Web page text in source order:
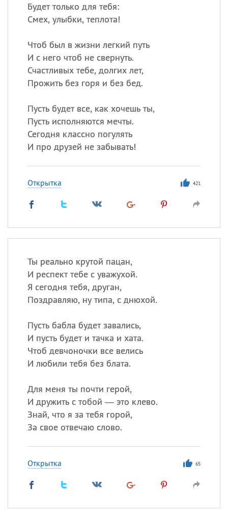
Будет только для тебя:
Смех, улыбки, теплота!
Чтоб был в жизни легкий путь
И с него чтоб не свернуть.
Счастливых тебе, долгих лет,
Прожить без горя и без бед.
Пусть будет все, как хочешь ты,
Пусть исполняются мечты.
Сегодня классно погулять
И про друзей не забывать!
Открытка 421
Ты реально крутой пацан,
И респект тебе с уважухой.
Я сегодня тебя, друган,
Поздравляю, ну типа, с днюхой.
Пусть бабла будет завались,
И пусть будет и тачка и хата.
Чтоб девчоночки все велись
И любили тебя без блата.
Для меня ты почти герой,
И дружить с тобой — это клево.
Знай, что я за тебя горой,
За свое отвечаю слово.
Открытка 65